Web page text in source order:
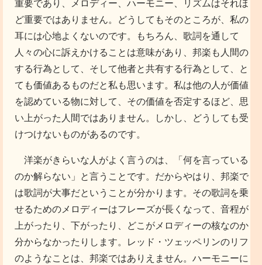
重要であり、メロディー、ハーモニー、リズムはそれほ
ど重要ではありません。どうしてもそのところが、私の
耳には心地よくないのです。もちろん、歌詞を通して
人々の心に訴えかけることは意味があり、邦楽も人間の
する行為として、そして他者と共有する行為として、と
ても価値あるものだと私も思います。私は他の人が価値
を認めている物に対して、その価値を否定するほど、思
い上がった人間ではありません。しかし、どうしても受
けつけないものがあるのです。
洋楽がきらいな人がよく言うのは、「何を言っている
のか解らない」と言うことです。だからやはり、邦楽で
は歌詞が大事だということが分かります。その歌詞を乗
せるためのメロディーはフレーズが長くなって、音程が
上がったり、下がったり、どこがメロディーの核なのか
分からなかったりします。レッド・ツェッペリンのリフ
のようなことは、邦楽ではありえません。ハーモニーに